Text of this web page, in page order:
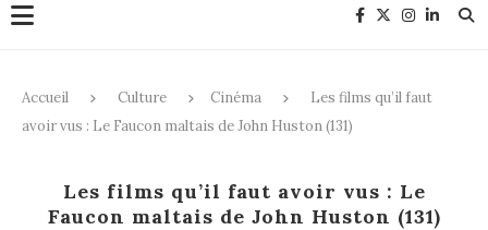
Accueil Culture Cinéma
Les films qu’il faut
avoir vus : Le Faucon maltais de John Huston (131)
Les films qu’il faut avoir vus : Le
Faucon maltais de John Huston (131)